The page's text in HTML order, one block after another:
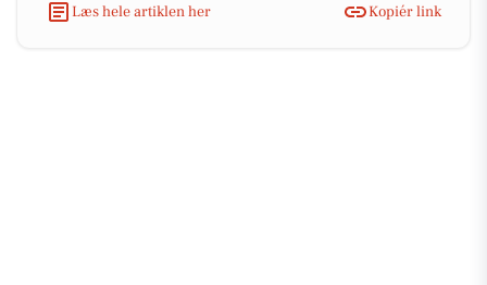
Læs hele artiklen her
Kopiér link